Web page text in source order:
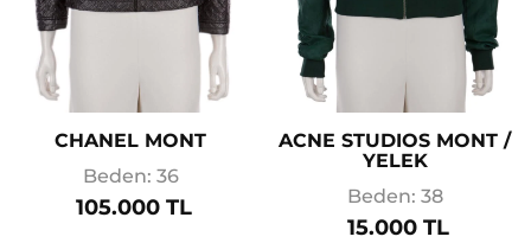
CHANEL MONT
Beden: 36
105.000 TL
ACNE STUDIOS MONT /
YELEK
Beden: 38
15.000 TL